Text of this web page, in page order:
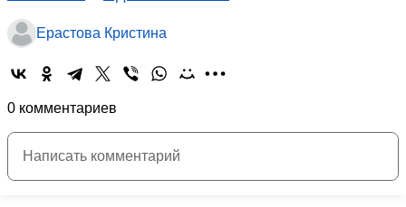
Ерастова Кристина
0 комментариев